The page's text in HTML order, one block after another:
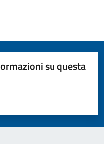
su questa
5